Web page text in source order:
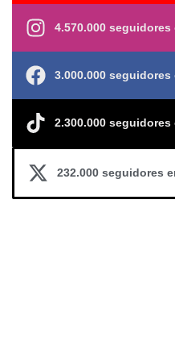
4.570.000
3.000.000
2.300.000 seguidores
232.000 seguidores